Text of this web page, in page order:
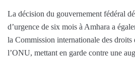
La décision du gouvernement fédéral
d’urgence de six mois à Amhara a
la Commission internationale des droits
l’ONU, mettant en garde contre une